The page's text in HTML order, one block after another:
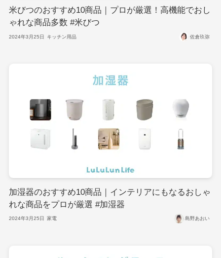
米びつのおすすめ10商品｜プロが厳選！高機能でおし
ゃれな商品多数 #米びつ
2024年3月25日 キッチン用品 佐倉玖弥
加湿器のおすすめ10商品｜インテリアにもなるおしゃ
れな商品をプロが厳選 #加湿器
2024年3月25日 家電 島野あおい